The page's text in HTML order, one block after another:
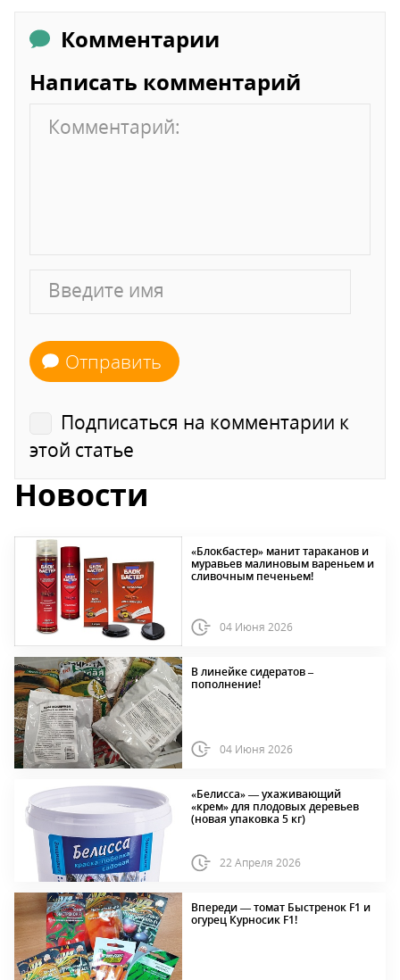
Комментарии
Написать комментарий
Отправить
Подписаться на комментарии к
этой статье
Новости
«Блокбастер» манит тараканов и
муравьев малиновым вареньем и
сливочным печеньем!
04 Июня 2026
В линейке сидератов –
пополнение!
04 Июня 2026
«Белисса» — ухаживающий
«крем» для плодовых деревьев
(новая упаковка 5 кг)
22 Апреля 2026
Впереди — томат Быстренок F1 и
огурец Курносик F1!